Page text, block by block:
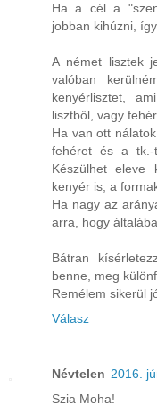
Ha a cél a
jobban kihúzni,
A német lisztek
valóban
kenyérlisztet,
lisztből, vagy
Ha van ott
fehéret és a tk.-
Készülhet eleve
kenyér is, a
Ha nagy az
arra, hogy
Bátran
benne, meg
Remélem sikerül
Válasz
Névtelen 2016.
Szia Moha!